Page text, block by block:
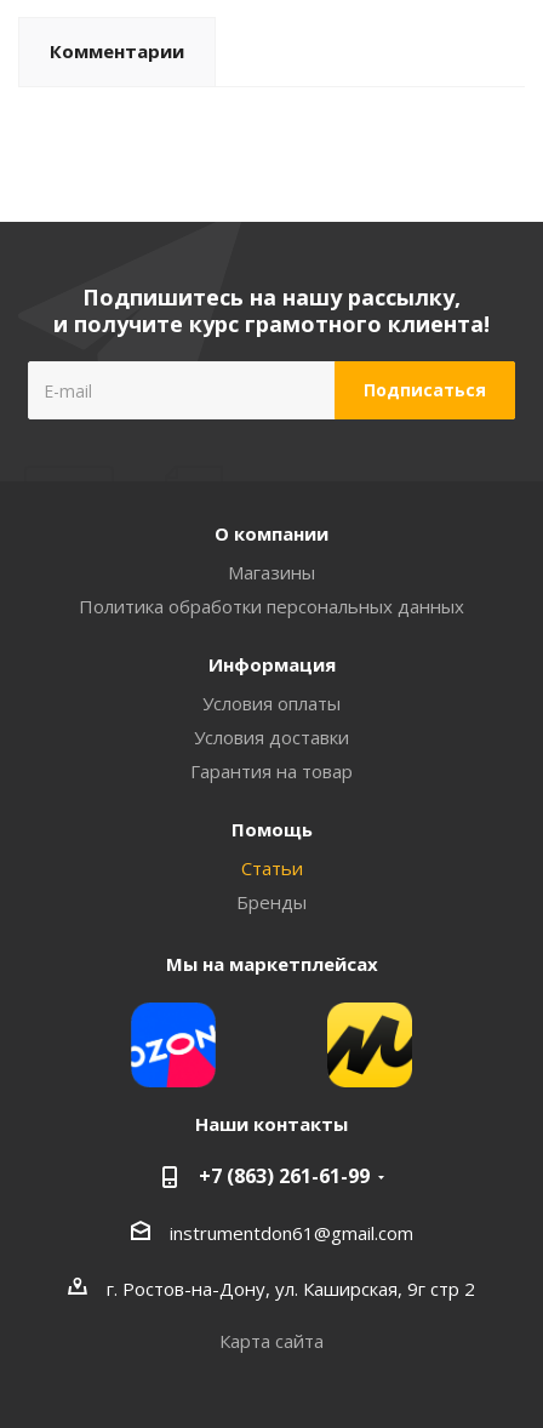
Комментарии
Подпишитесь на нашу рассылку,
и получите курс грамотного клиента!
О компании
Магазины
Политика обработки персональных данных
Информация
Условия оплаты
Условия доставки
Гарантия на товар
Помощь
Статьи
Бренды
Мы на маркетплейсах
Наши контакты
+7 (863) 261-61-99
instrumentdon61@gmail.com
г. Ростов-на-Дону, ул. Каширская, 9г стр 2
Карта сайта